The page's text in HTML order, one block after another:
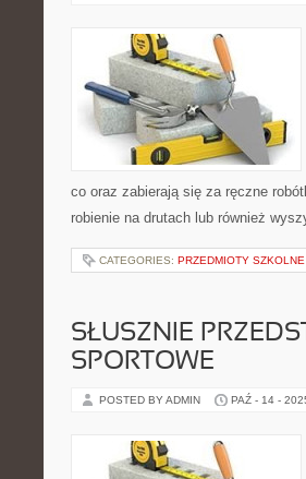
co oraz zabierają się za ręczne
robienie na drutach lub również
CATEGORIES: PRZEDMIOTY
SŁUSZNIE
SPORTOWE
POSTED BY ADMIN PAŹ - 14 -